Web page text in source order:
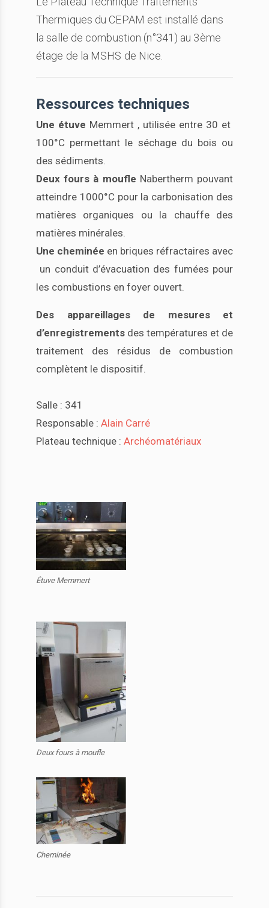
Thermiques du CEPAM est installé dans
la salle de combustion (n°341) au 3ème
étage de la MSHS de Nice.
Ressources techniques
Une étuve Memmert , utilisée entre 30 et
100°C permettant le séchage du bois ou
des sédiments.
Deux fours à moufle Nabertherm pouvant
atteindre 1000°C pour la carbonisation des
matières organiques ou la chauffe des
matières minérales.
Une cheminée en briques réfractaires avec
un conduit d’évacuation des fumées pour
les combustions en foyer ouvert.
Des appareillages de mesures et
d’enregistrements des températures et de
traitement des résidus de combustion
complètent le dispositif.
Salle : 341
Responsable : Alain Carré
Plateau technique : Archéomatériaux
Étuve Memmert
Deux fours à moufle
Cheminée